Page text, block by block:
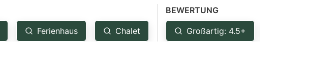
Ferienhaus Chalet
BEWERTUNG
Großartig: 4.5+